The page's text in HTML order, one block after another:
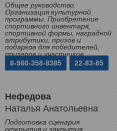
Общее руководство.
Организация культурной
программы. Приобретение
спортивного инвентаря,
спортивной формы, наградной
атрибутики, призов и
подарков для победителей,
призеров и участников
Спартакиады
8-980-358-8385 22-83-85
Нефедова
Наталья Анатольевна
Подготовка сценария
открытия и закрытия